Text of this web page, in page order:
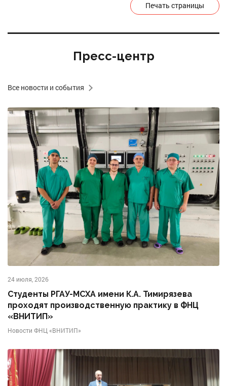
Печать страницы
Пресс-центр
Все новости и события
24 июля, 2026
Студенты РГАУ-МСХА имени К.А. Тимирязева
проходят производственную практику в ФНЦ
«ВНИТИП»
Новости ФНЦ «ВНИТИП»